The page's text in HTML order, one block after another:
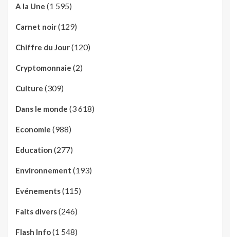
A la Une (1 595)
Carnet noir(129)
Chiffre du Jour(120)
Cryptomonnaie (2)
Culture (309)
Dans le monde (3 618)
Economie (988)
Education (277)
Environnement (193)
Evénements(115)
Faits divers(246)
Flash Info(1 548)